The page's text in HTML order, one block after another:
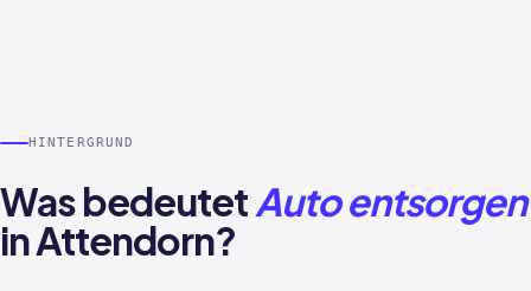
HINTERGRUND
Was bedeutetAuto entsorgen
in Attendorn?